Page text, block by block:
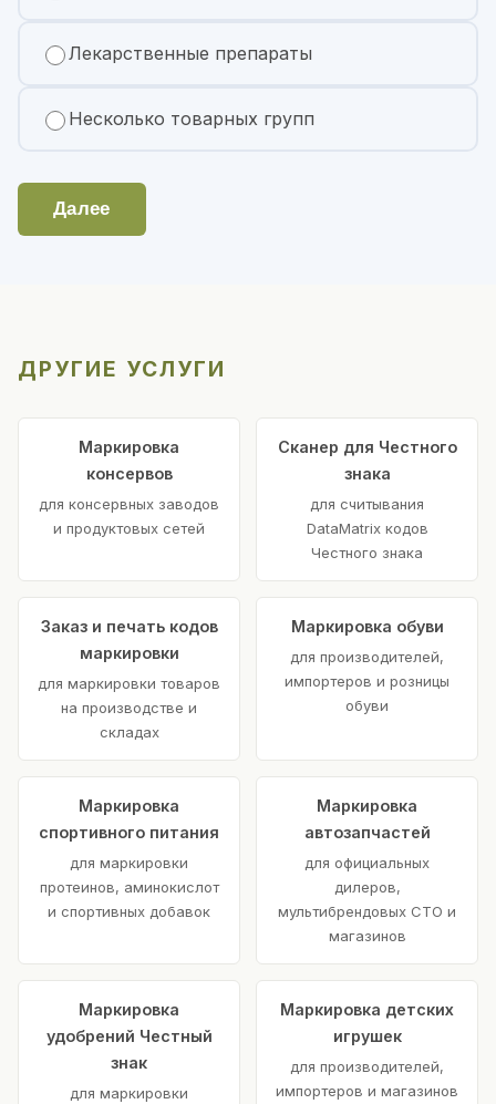
Лекарственные препараты
Несколько товарных групп
Далее
ДРУГИЕ УСЛУГИ
Маркировка
консервов
для консервных заводов
и продуктовых сетей
Сканер для Честного
знака
для считывания
DataMatrix кодов
Честного знака
Заказ и печать кодов
маркировки
для маркировки товаров
на производстве и
складах
Маркировка обуви
для производителей,
импортеров и розницы
обуви
Маркировка
спортивного питания
для маркировки
протеинов, аминокислот
и спортивных добавок
Маркировка
автозапчастей
для официальных
дилеров,
мультибрендовых СТО и
магазинов
Маркировка
удобрений Честный
знак
для маркировки
Маркировка детских
игрушек
для производителей,
импортеров и магазинов